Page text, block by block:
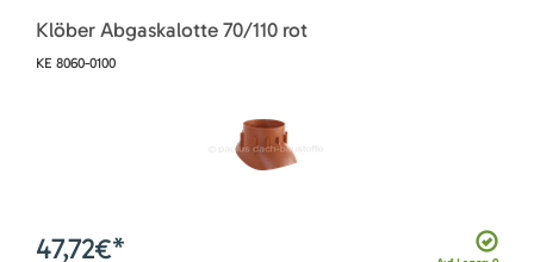
Klöber Abgaskalotte 70/110 rot
KE 8060-0100
47,72€*